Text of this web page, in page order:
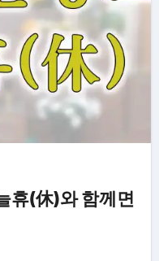
휴(休)와 함께면